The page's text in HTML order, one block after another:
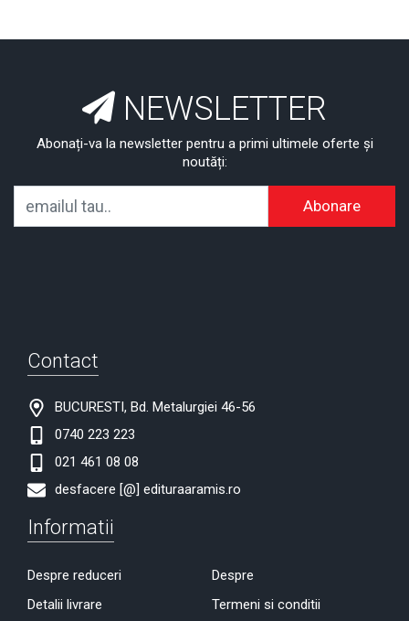
NEWSLETTER
Abonați-va la newsletter pentru a primi ultimele oferte și
noutăți:
Abonare
Contact
BUCURESTI, Bd. Metalurgiei 46-56
0740 223 223
021 461 08 08
desfacere [@] edituraaramis.ro
Informatii
Despre reduceri
Detalii livrare
Despre
Termeni si conditii